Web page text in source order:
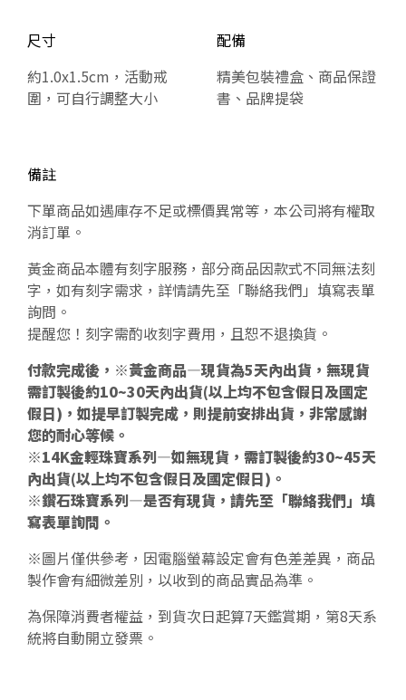
尺寸
約1.0x1.5cm，活動戒
圍，可自行調整大小
配備
精美包裝禮盒、商品保證
書、品牌提袋
備註
下單商品如遇庫存不足或標價異常等，本公司將有權取
消訂單。
黃金商品本體有刻字服務，部分商品因款式不同無法刻
字，如有刻字需求，詳情請先至「聯絡我們」填寫表單
詢問。
提醒您！刻字需酌收刻字費用，且恕不退換貨。
付款完成後，※黃金商品—現貨為5天內出貨，無現貨
需訂製後約10~30天內出貨(以上均不包含假日及國定
假日)，如提早訂製完成，則提前安排出貨，非常感謝
您的耐心等候。
※14K金輕珠寶系列—如無現貨，需訂製後約30~45天
內出貨(以上均不包含假日及國定假日)。
※鑽石珠寶系列—是否有現貨，請先至「聯絡我們」填
寫表單詢問。
※圖片僅供參考，因電腦螢幕設定會有色差差異，商品
製作會有細微差別，以收到的商品實品為準。
為保障消費者權益，到貨次日起算7天鑑賞期，第8天系
統將自動開立發票。